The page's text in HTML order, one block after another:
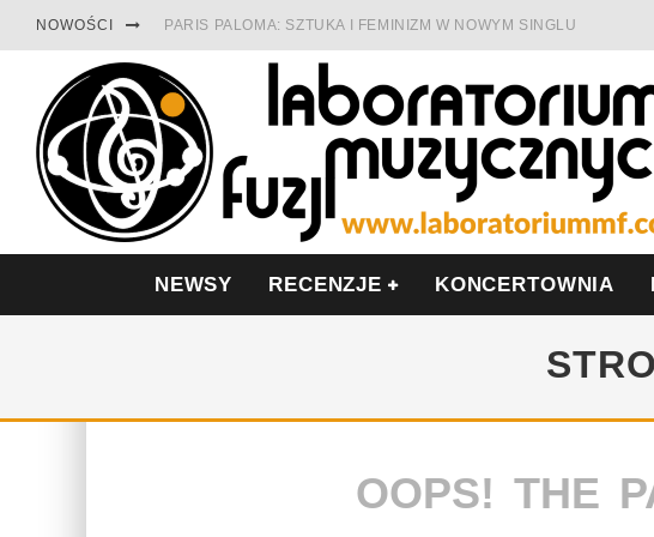
NOWOŚCI PARIS PALOMA: SZTUKA I FEMINIZM W NOWYM SINGLU
TABULA RASA Z SINGLEM DIAMENTY. SAMOTNOŚĆ I OPÓR
CINNAMON GUM MIĘDZY SOULEM A PAMIĘCIĄ
FRANCUSKI PROG METAL WEDŁUG DUALISIS
LESZEK KUŁAKOWSKI NAGRAŁ JAZZFONIĘ O POLSCE
NEWSY RECENZJE KONCERTOWNIA
OOPS! THE